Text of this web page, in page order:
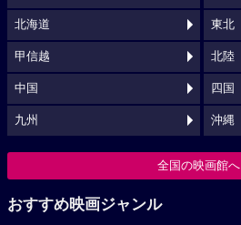
北海道 東北
甲信越 北陸
中国 四国
九州 沖縄
全国の映画館へ
おすすめ映画ジャンル